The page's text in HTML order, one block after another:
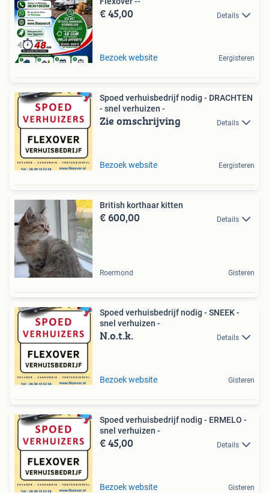
€ 45,00 Details
Bezoek website Eergisteren
Spoed verhuisbedrijf nodig - DRACHTEN
- snel verhuizen -
Zie omschrijving Details
Bezoek website Eergisteren
British korthaar kitten
€ 600,00 Details
Roermond Gisteren
Spoed verhuisbedrijf nodig - SNEEK -
snel verhuizen -
N.o.t.k. Details
Bezoek website Gisteren
Spoed verhuisbedrijf nodig - ERMELO -
snel verhuizen -
€ 45,00 Details
Bezoek website Gisteren